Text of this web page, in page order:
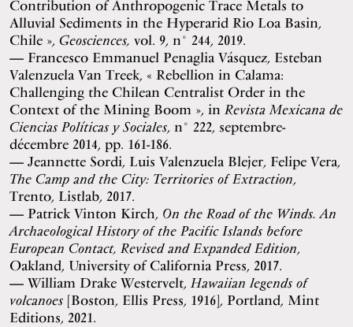
Contribution of Anthropogenic Trace Metals to
Alluvial Sediments in the Hyperarid Rio Loa Basin,
Chile », Geosciences, vol. 9, n° 244, 2019.
Francesco Emmanuel Penaglia Vásquez, Esteban
Valenzuela Van Treek, « Rebellion in Calama:
Challenging the Chilean Centralist Order in the
Context of the Mining Boom », in Revista Mexicana de
Ciencias Políticas y Sociales, n° 222, septembre-
décembre 2014, pp. 161-186.
Jeannette Sordi, Luis Valenzuela Blejer, Felipe Vera,
The Camp and the City: Territories of Extraction,
Trento, Listlab, 2017.
Patrick Vinton Kirch, On the Road of the Winds. An
Archaeological History of the Pacific Islands before
European Contact, Revised and Expanded Edition,
Oakland, University of California Press, 2017.
William Drake Westervelt, Hawaiian legends of
volcanoes[Boston, Ellis Press, 1916], Portland, Mint
Editions, 2021.